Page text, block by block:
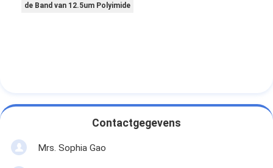
de Band van 12.5um Polyimide
Contactgegevens
Mrs. Sophia Gao